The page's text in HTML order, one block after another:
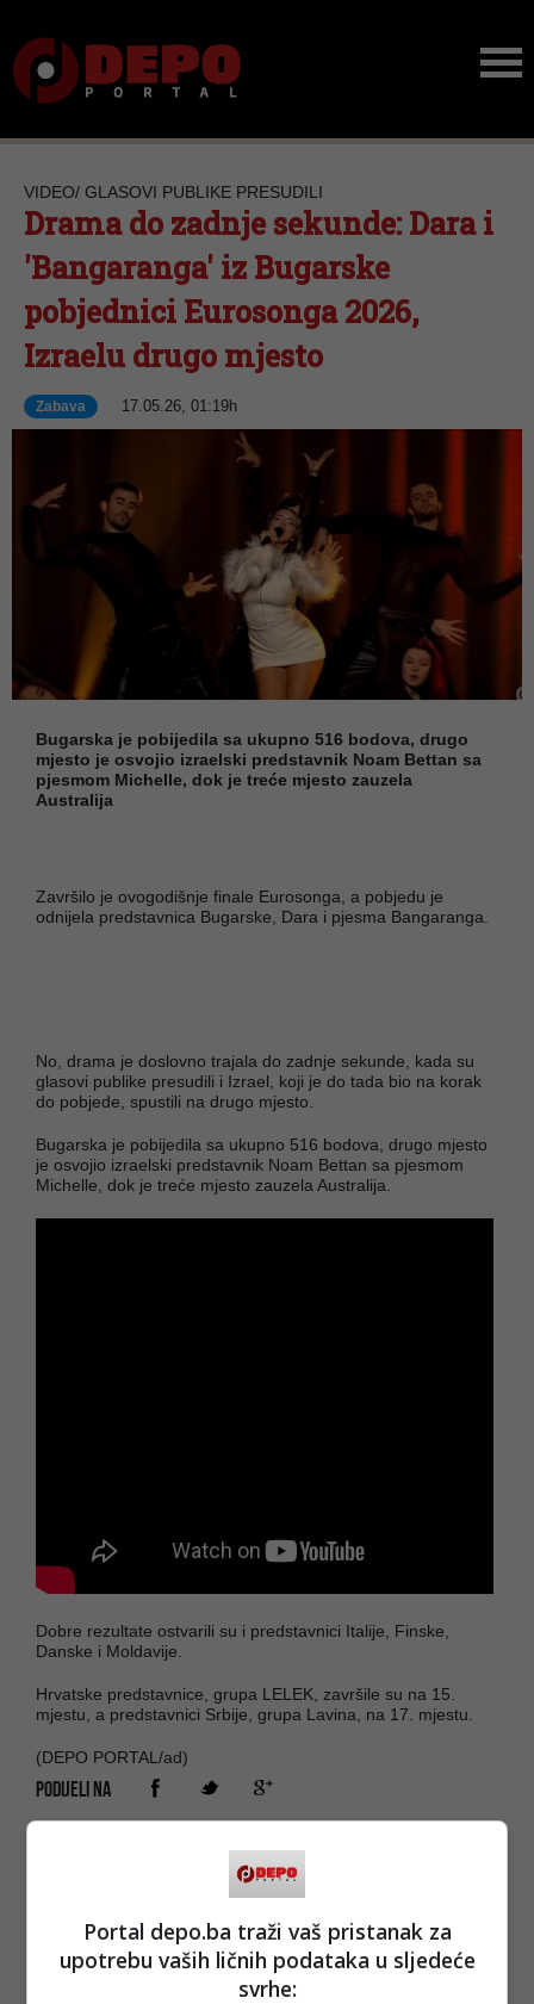
VIDEO/ GLASOVI PUBLIKE PRESUDILI
Drama do zadnje sekunde: Dara i
'Bangaranga' iz Bugarske
pobjednici Eurosonga 2026,
Izraelu drugo mjesto
Zabava 17.05.26, 01:19h
Bugarska je pobijedila sa ukupno 516 bodova, drugo
mjesto je osvojio izraelski predstavnik Noam Bettan sa
pjesmom Michelle, dok je treće mjesto zauzela
Australija
Završilo je ovogodišnje finale Eurosonga, a pobjedu je
odnijela predstavnica Bugarske, Dara i pjesma Bangaranga.
No, drama je doslovno trajala do zadnje sekunde, kada su
glasovi publike presudili i Izrael, koji je do tada bio na korak
do pobjede, spustili na drugo mjesto.
Bugarska je pobijedila sa ukupno 516 bodova, drugo mjesto
je osvojio izraelski predstavnik Noam Bettan sa pjesmom
Michelle, dok je treće mjesto zauzela Australija.
Dobre rezultate ostvarili su i predstavnici Italije, Finske,
Danske i Moldavije.
Hrvatske predstavnice, grupa LELEK, završile su na 15.
mjestu, a predstavnici Srbije, grupa Lavina, na 17. mjestu.
(DEPO PORTAL/ad)
PODIJELI NA
pratite putem društvenih mreža
Portal depo.ba traži vaš pristanak za
upotrebu vaših ličnih podataka u sljedeće
svrhe: